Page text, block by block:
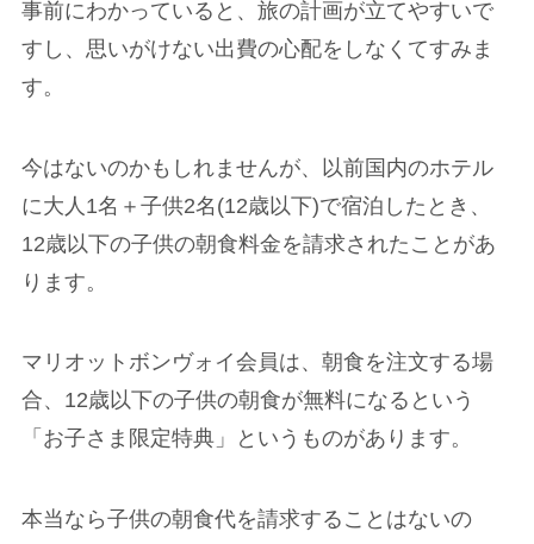
事前にわかっていると、旅の計画が立てやすいで
すし、思いがけない出費の心配をしなくてすみま
す。
今はないのかもしれませんが、以前国内のホテル
に大人1名＋子供2名(12歳以下)で宿泊したとき、
12歳以下の子供の朝食料金を請求されたことがあ
ります。
マリオットボンヴォイ会員は、朝食を注文する場
合、12歳以下の子供の朝食が無料になるという
「お子さま限定特典」というものがあります。
本当なら子供の朝食代を請求することはないの